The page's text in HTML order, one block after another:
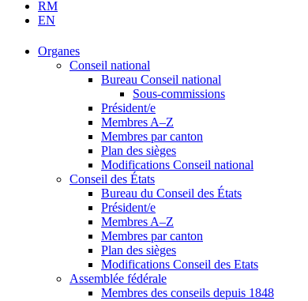
RM
EN
Organes
Conseil national
Bureau Conseil national
Sous-commissions
Président/e
Membres A–Z
Membres par canton
Plan des sièges
Modifications Conseil national
Conseil des États
Bureau du Conseil des États
Président/e
Membres A–Z
Membres par canton
Plan des sièges
Modifications Conseil des Etats
Assemblée fédérale
Membres des conseils depuis 1848